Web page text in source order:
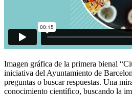
Imagen gráfica de la primera bienal
iniciativa del Ayuntamiento de
preguntas o buscar respuestas. Una
conocimiento científico, buscando la